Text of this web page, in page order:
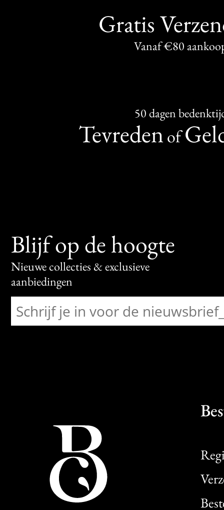
Gratis
Vanaf €80
50 dagen
Tevredenof
Blijf op de hoogte
Nieuwe collecties & exclusieve
aanbiedingen